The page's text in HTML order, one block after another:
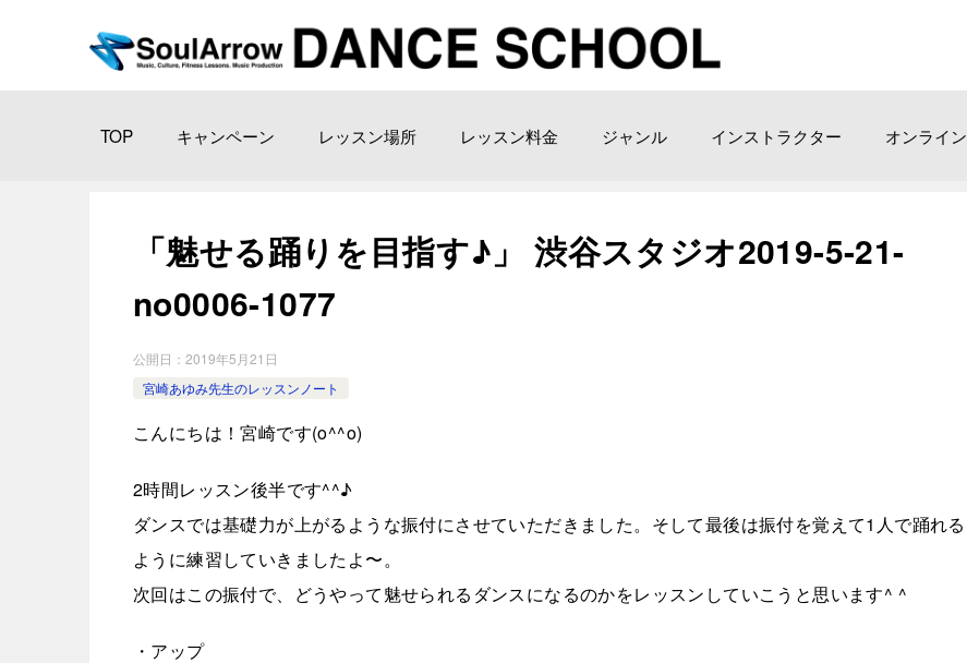
TOP キャンペーン レッスン場所 レッスン料金 ジャンル インストラクター オンライン
「魅せる踊りを目指す♪」 渋谷スタジオ2019-5-21-
no0006-1077
公開日： 2019年5月21日
宮崎あゆみ先生のレッスンノート
こんにちは！宮崎です(o^^o)
2時間レッスン後半です^^♪
ダンスでは基礎力が上がるような振付にさせていただきました。そして最後は振付を覚えて1人で踊れる
ように練習していきましたよ〜。
次回はこの振付で、どうやって魅せられるダンスになるのかをレッスンしていこうと思います^ ^
・アップ